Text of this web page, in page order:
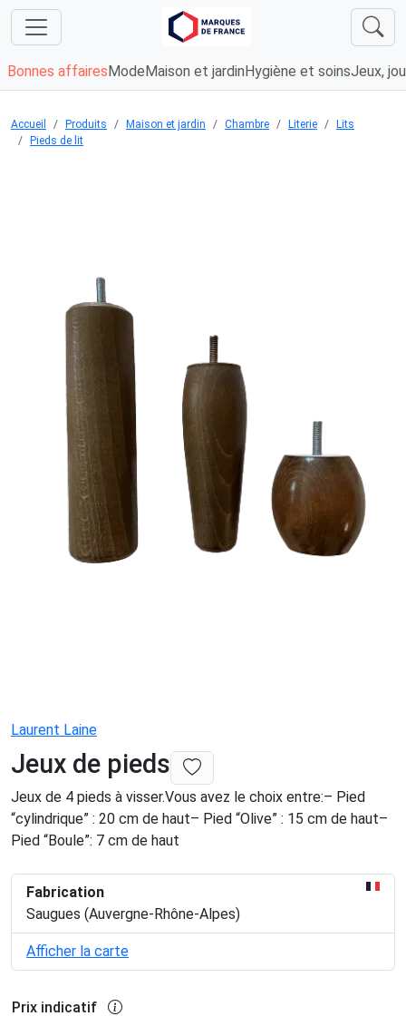
Bonnes affaires Mode Maison et jardin Hygiène et soinsJeux,
Accueil Produits Maison et jardin Chambre Literie
Lits
Pieds de lit
Laurent Laine
Jeux de pieds
Jeux de 4 pieds à visser.Vous avez le choix entre:– Pied
“cylindrique” : 20 cm de haut– Pied “Olive” : 15 cm de haut–
Pied “Boule”: 7 cm de haut
Fabrication
Saugues (Auvergne-Rhône-Alpes)
Afficher la carte
Prix indicatif